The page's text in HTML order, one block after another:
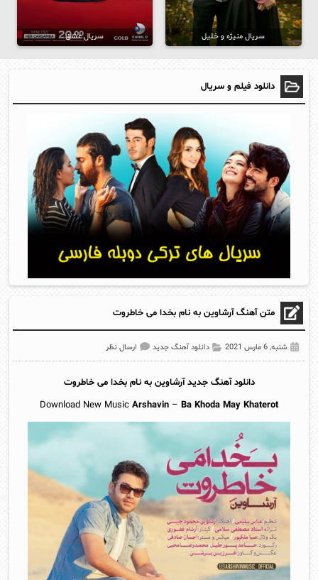
سریال منیژه و خلیل سریال عشق
دانلود فیلم و سریال
متن آهنگ آرشاوین به نام بخدا می خاطروت
شنبه, 6 مارس 2021 دانلود آهنگ جدید ارسال نظر
دانلود آهنگ جدید آرشاوین به نام بخدا می خاطروت
Download New Music Arshavin – Ba Khoda May Khaterot